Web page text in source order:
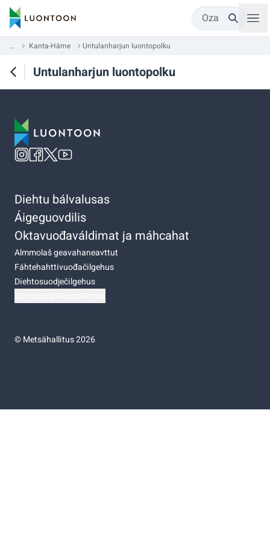
Oza
... Kanta-Häme Untulanharjun luontopolku
Untulanharjun luontopolku
Diehtu bálvalusas
Áigeguovdilis
Oktavuođaváldimat ja máhcahat
Almmolaš geavahaneavttut
Fáhtehahttivuođačilgehus
Diehtosuodječilgehus
©Metsähallitus 2026